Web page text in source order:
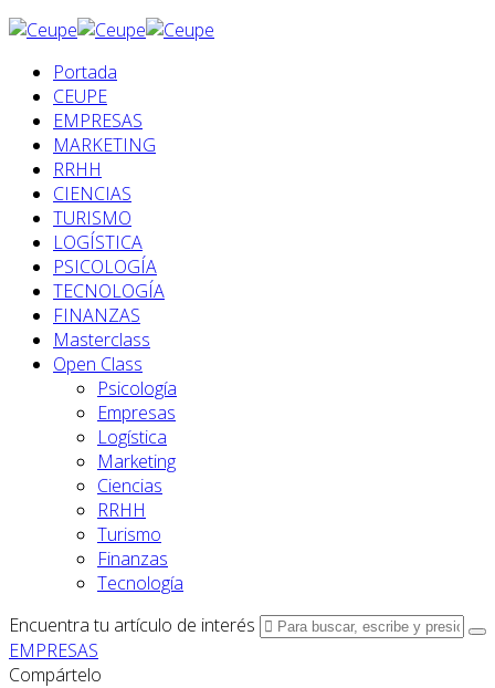
Portada
CEUPE
EMPRESAS
MARKETING
RRHH
CIENCIAS
TURISMO
LOGÍSTICA
PSICOLOGÍA
TECNOLOGÍA
FINANZAS
Masterclass
Open Class
Psicología
Empresas
Logística
Marketing
Ciencias
RRHH
Turismo
Finanzas
Tecnología
Encuentra tu artículo de interés
EMPRESAS
Compártelo